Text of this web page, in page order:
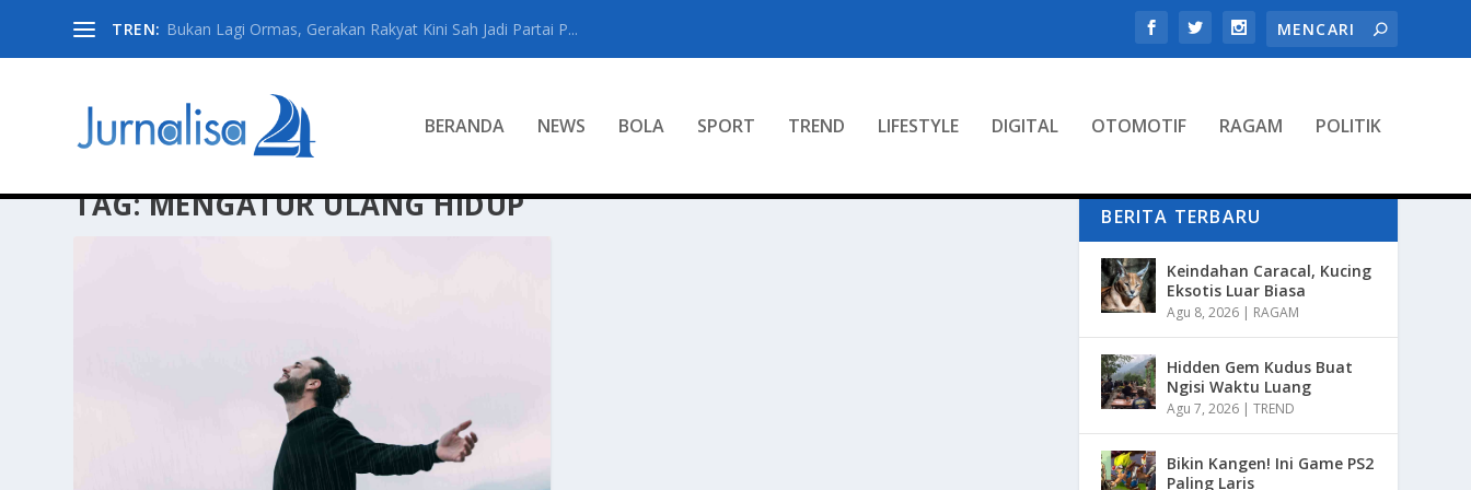
TREN: Bukan Lagi Ormas, Gerakan Rakyat Kini Sah Jadi Partai P...
BERANDA NEWS BOLA SPORT TREND LIFESTYLE DIGITAL OTOMOTIF RAGAM POLITIK
TAG:MENGATUR ULANG HIDUP BERITA TERBARU
Keindahan Caracal, Kucing
Eksotis Luar Biasa
Agu 8, 2026 | RAGAM
Hidden Gem Kudus Buat
Ngisi Waktu Luang
Agu 7, 2026 |TREND
Bikin Kangen! Ini Game PS2
Paling Laris